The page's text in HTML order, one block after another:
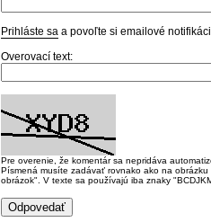
Prihláste sa a povoľte si emailové
Overovací text:
Pre overenie, že komentár sa nepridáva
Písmená musíte zadávať rovnako ako na
obrázok". V texte sa používajú iba znaky